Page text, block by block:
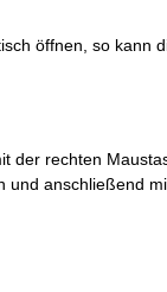
öffnen, so kann
der rechten
und anschließend